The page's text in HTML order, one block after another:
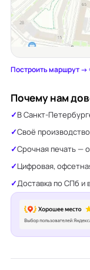
Построить маршрут →·
Почему нам
В Санкт-
Своё
Срочная печать —
Цифровая,
Доставка по СПб и